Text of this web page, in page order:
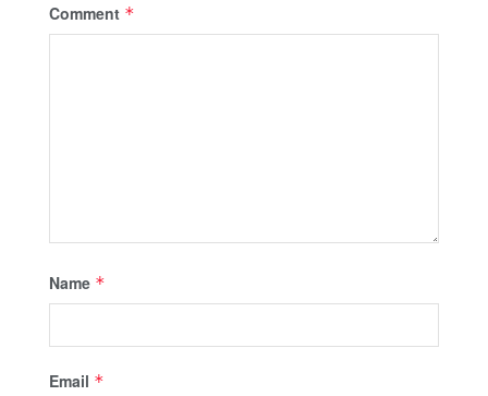
Comment *
Name *
Email *